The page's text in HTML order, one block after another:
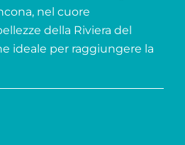
nel cuore
della Riviera del
ideale per raggiungere la